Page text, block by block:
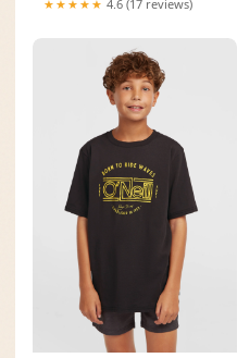
★★★★★ 4.6 (17 reviews)